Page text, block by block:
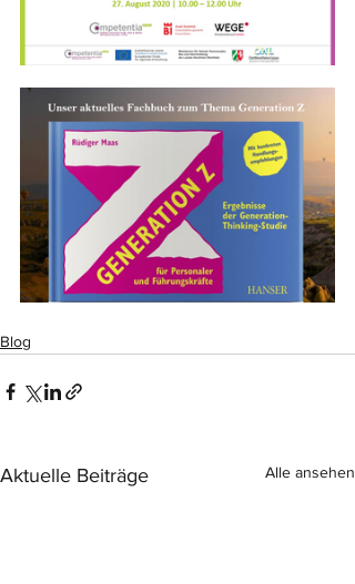
Blog
Aktuelle Beiträge Alle ansehen